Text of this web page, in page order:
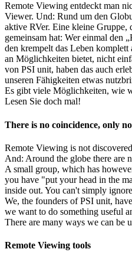
Remote Viewing entdeckt man
Viewer. Und: Rund um den
aktive RVer. Eine kleine Gruppe,
gemeinsam hat: Wer einmal den
den krempelt das Leben
an Möglichkeiten bietet, nicht
von PSI unit, haben das auch
unseren Fähigkeiten etwas
Es gibt viele Möglichkeiten, wie
Lesen Sie doch mal!
There is no coincidence, only
Remote Viewing is not
And: Around the globe there are
A small group, which has
you have "put your head in the
inside out. You can't simply
We, the founders of PSI unit,
we want to do something useful
There are many ways we can be
Remote Viewing tools